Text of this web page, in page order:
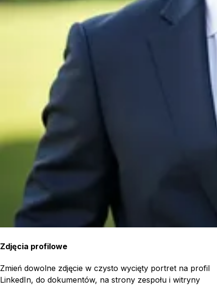
Zdjęcia profilowe
Zmień dowolne zdjęcie w czysto wycięty portret na profil
LinkedIn, do dokumentów, na strony zespołu i witryny